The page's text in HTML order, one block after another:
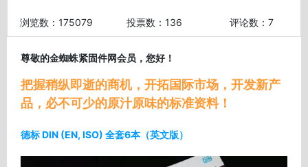
浏览数：175079 投票数：136 评论数：7
尊敬的金蜘蛛紧固件网会员，您好！
把握稍纵即逝的商机，开拓国际市场，开发新产
品，必不可少的原汁原味的标准资料！
德标 DIN (EN, ISO) 全套6本（英文版）